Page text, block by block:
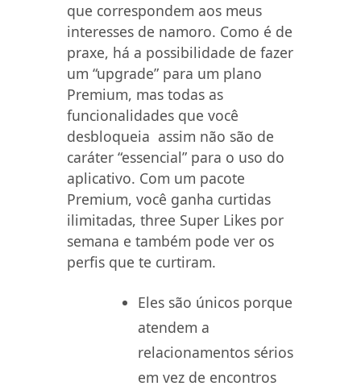
que correspondem aos meus
interesses de namoro. Como é de
praxe, há a possibilidade de fazer
um “upgrade” para um plano
Premium, mas todas as
funcionalidades que você
desbloqueia assim não são de
caráter “essencial” para o uso do
aplicativo. Com um pacote
Premium, você ganha curtidas
ilimitadas, three Super Likes por
semana e também pode ver os
perfis que te curtiram.
Eles são únicos porque
atendem a
relacionamentos sérios
em vez de encontros